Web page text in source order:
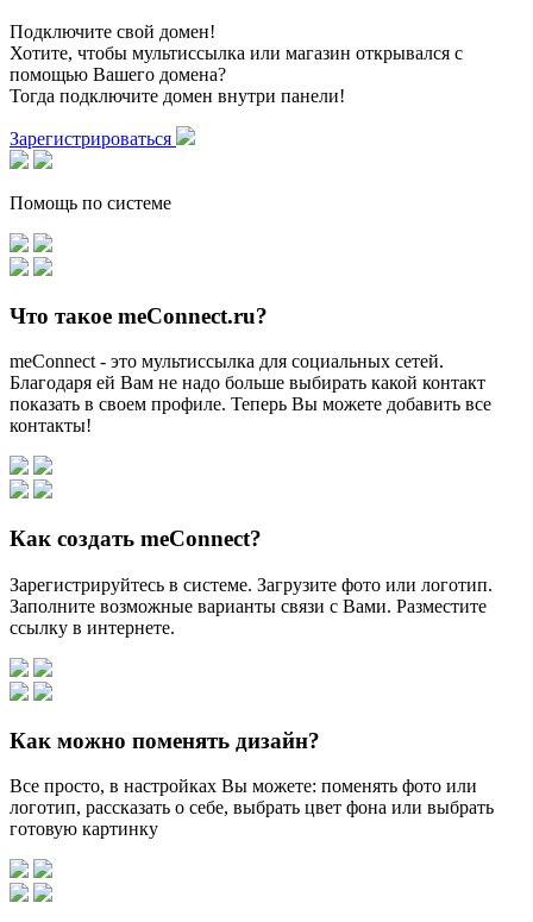
Подключите свой домен!
Хотите, чтобы мультиссылка или магазин открывался с
помощью Вашего домена?
Тогда подключите домен внутри панели!
Зарегистрироваться
Помощь по системе
Что такое meConnect.ru?
meConnect - это мультиссылка для социальных сетей.
Благодаря ей Вам не надо больше выбирать какой контакт
показать в своем профиле. Теперь Вы можете добавить все
контакты!
Как создать meConnect?
Зарегистрируйтесь в системе. Загрузите фото или логотип.
Заполните возможные варианты связи с Вами. Разместите
ссылку в интернете.
Как можно поменять дизайн?
Все просто, в настройках Вы можете: поменять фото или
логотип, рассказать о себе, выбрать цвет фона или выбрать
готовую картинку